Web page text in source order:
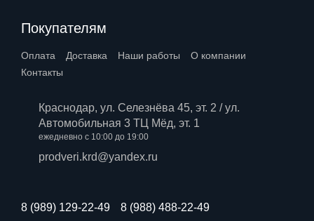
Покупателям
Оплата Доставка Наши работы
О компании
Контакты
Краснодар, ул. Селезнёва 45, эт. 2 / ул.
Автомобильная 3 ТЦ Мёд, эт. 1
ежедневно с 10:00 до 19:00
prodveri.krd@yandex.ru
8 (989) 129-22-49 8 (988) 488-22-49